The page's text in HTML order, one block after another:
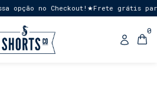
no Checkout!★ Frete grátis para
0